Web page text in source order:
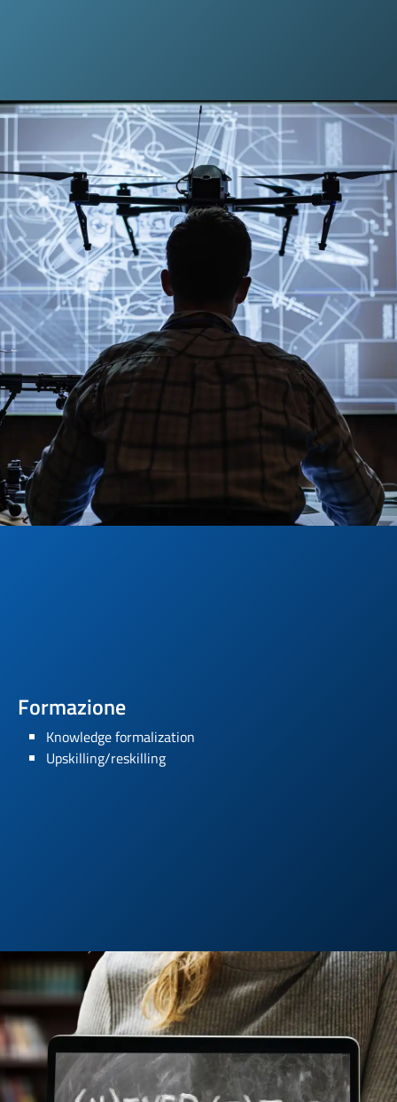
Formazione
Knowledge formalization
Upskilling/reskilling
Scopri di più sui nostri programmi di formazione.
Scopri di più